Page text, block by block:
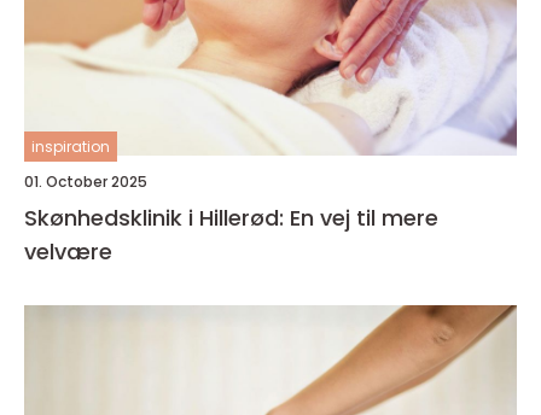
inspiration
01. October 2025
Skønhedsklinik i Hillerød: En vej til mere
velvære